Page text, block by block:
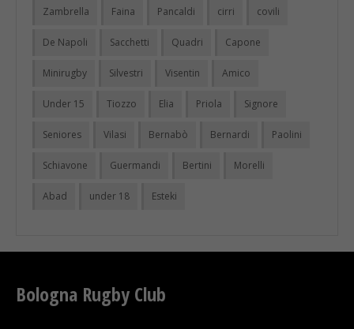
Zambrella Faina Pancaldi cirri covili
De Napoli Sacchetti Quadri Capone
Minirugby Silvestri Visentin Amico
Under 15 Tiozzo Elia Priola Signore
Seniores Vilasi Bernabò Bernardi Paolini
Schiavone Guermandi Bertini Morelli
Abad under 18 Esteki
Bologna Rugby Club